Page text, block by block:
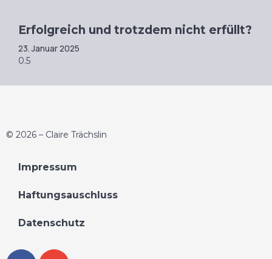
Erfolgreich und trotzdem nicht erfüllt?
23. Januar 2025
© 2026 – Claire Trächslin
Impressum
Haftungsauschluss
Datenschutz